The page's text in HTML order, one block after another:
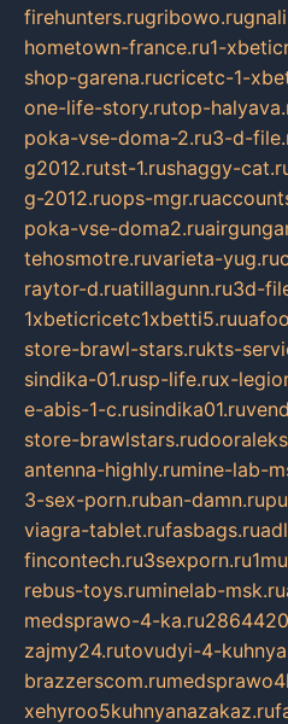
firehunters.rugribowo.ru
hometown-france.ru1-
shop-garena.rucricetc-1-
one-life-story.rutop-
poka-vse-doma-2.ru3-d-
g2012.rutst-1.rushaggy-
g-2012.ruops-mgr.ru
poka-vse-doma2.ru
tehosmotre.ruvarieta-yug.ru
raytor-d.ruatillagunn.ru3d-
1xbeticricetc1xbetti5.ru
store-brawl-stars.rukts-
sindika-01.rusp-life.rux-
e-abis-1-c.rusindika01.ru
store-brawlstars.ru
antenna-highly.rumine-lab-
3-sex-porn.ruban-damn.ru
viagra-tablet.rufasbags.ru
fincontech.ru3sexporn.ru
rebus-toys.ruminelab-msk.ru
medsprawo-4-ka.ru
zajmy24.rutovudyi-4-
brazzerscom.ru
xehyroo5kuhnyanazakaz.ru